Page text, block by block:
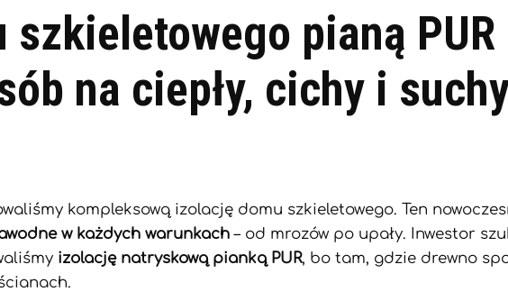
szkieletowego pianą PUR
na ciepły, cichy i
kompleksową izolację domu szkieletowego. Ten
w każdych warunkach – od mrozów po upały. Inwestor
izolację natryskową pianką PUR, bo tam, gdzie drewno